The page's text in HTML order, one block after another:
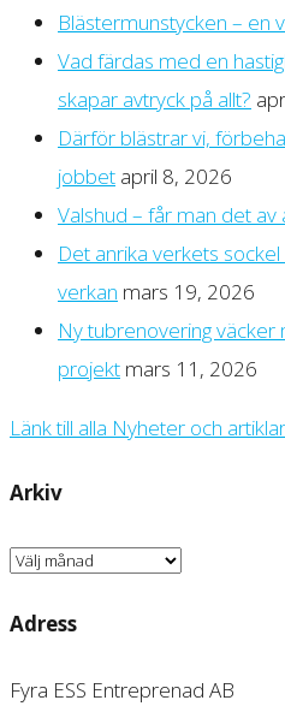
Blästermunstycken – en
Vad färdas med en
skapar avtryck på allt?
Därför blästrar vi,
jobbet april 8, 2026
Valshud – får man det av
Det anrika verkets
verkan mars 19, 2026
Ny tubrenovering väcker
projekt mars 11, 2026
Länk till alla Nyheter och artiklar
Arkiv
Arkiv
Adress
Fyra ESS Entreprenad AB